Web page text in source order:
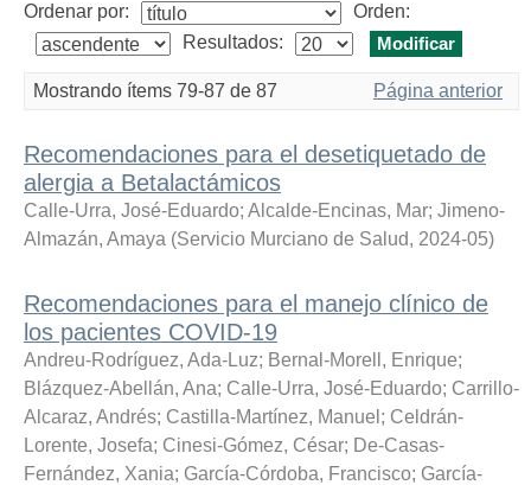
Ordenar por:
Orden:
Resultados:
Mostrando ítems 79-87 de 87 Página anterior
Recomendaciones para el desetiquetado de
alergia a Betalactámicos
Calle-Urra, José-Eduardo; Alcalde-Encinas, Mar; Jimeno-
Almazán, Amaya (Servicio Murciano de Salud, 2024-05)
Recomendaciones para el manejo clínico de
los pacientes COVID-19
Andreu-Rodríguez, Ada-Luz; Bernal-Morell, Enrique;
Blázquez-Abellán, Ana; Calle-Urra, José-Eduardo; Carrillo-
Alcaraz, Andrés; Castilla-Martínez, Manuel ; Celdrán-
Lorente, Josefa; Cinesi-Gómez, César; De-Casas-
Fernández, Xania; García-Córdoba, Francisco; García-